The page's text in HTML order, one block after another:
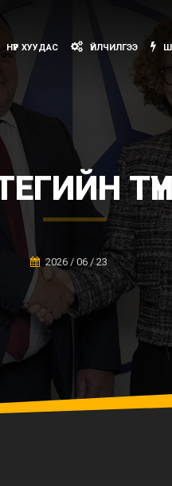
НҮҮР ХУУДАС ҮЙЛЧИЛГЭЭ
2026 / 06 / 23